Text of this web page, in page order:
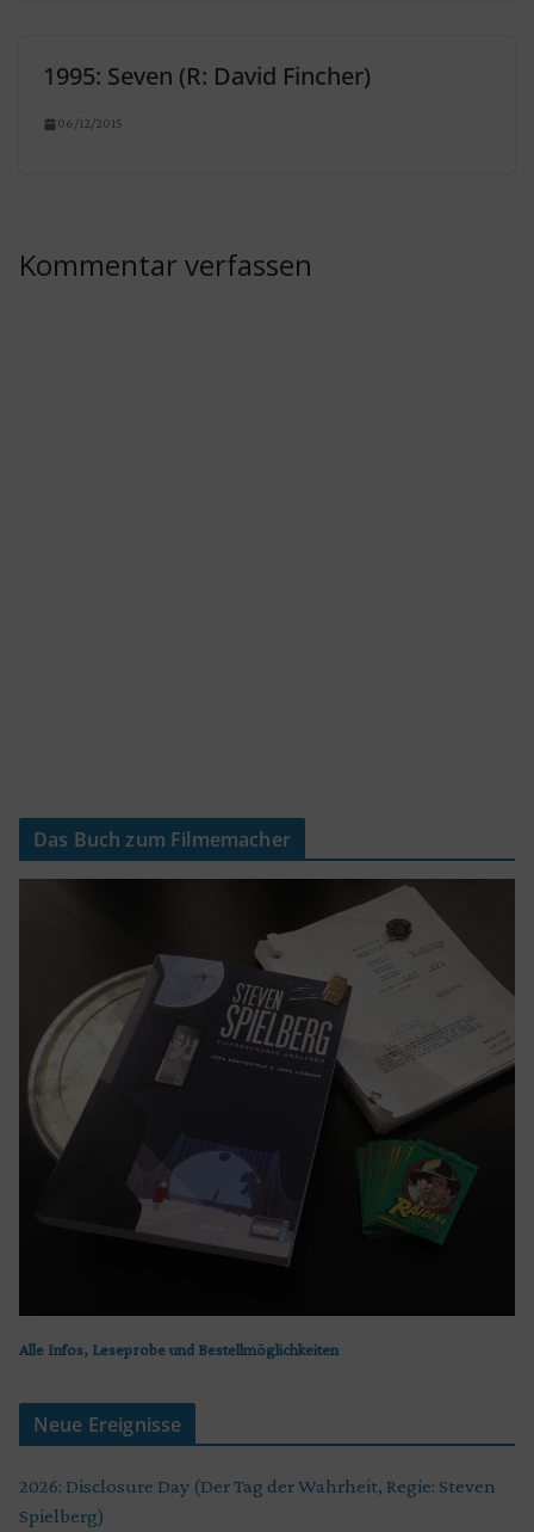
1995: Seven (R: David Fincher)
06/12/2015
Kommentar verfassen
Das Buch zum Filmemacher
Alle Infos, Leseprobe und Bestellmöglichkeiten
Neue Ereignisse
2026: Disclosure Day (Der Tag der Wahrheit, Regie: Steven
Spielberg)